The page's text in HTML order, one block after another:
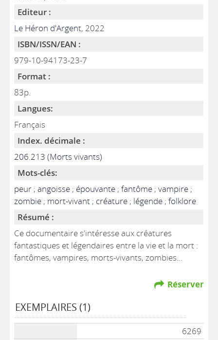
Editeur :
Le Héron d'Argent, 2022
ISBN/ISSN/EAN :
979-10-94173-23-7
Format :
83p.
Langues:
Français
Index. décimale :
206.213 (Morts vivants)
Mots-clés:
peur ;angoisse ; épouvante ;fantôme ;vampire ;
zombie ; mort-vivant ; créature ; légende ;folklore
Résumé :
Ce documentaire s'intéresse aux créatures
fantastiques et légendaires entre la vie et la mort :
fantômes, vampires, morts-vivants, zombies...
Réserver
EXEMPLAIRES (1)
6269